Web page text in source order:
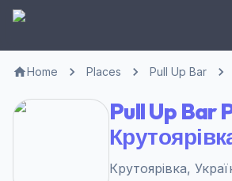
Home Places Pull Up Bar
Pull Up Bar
Крутоярівка,